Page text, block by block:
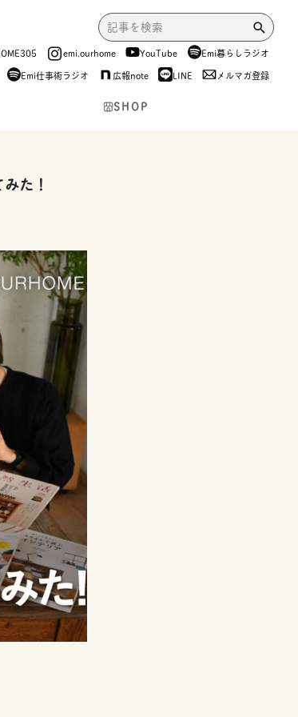
emi.ourhome YouTube
Emi暮らしラジオ
Emi仕事術ラジオ
広報note LINE メルマガ登録
SHOP
た！